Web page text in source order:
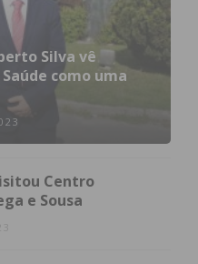
Silva vê
como uma
Centro
e Sousa